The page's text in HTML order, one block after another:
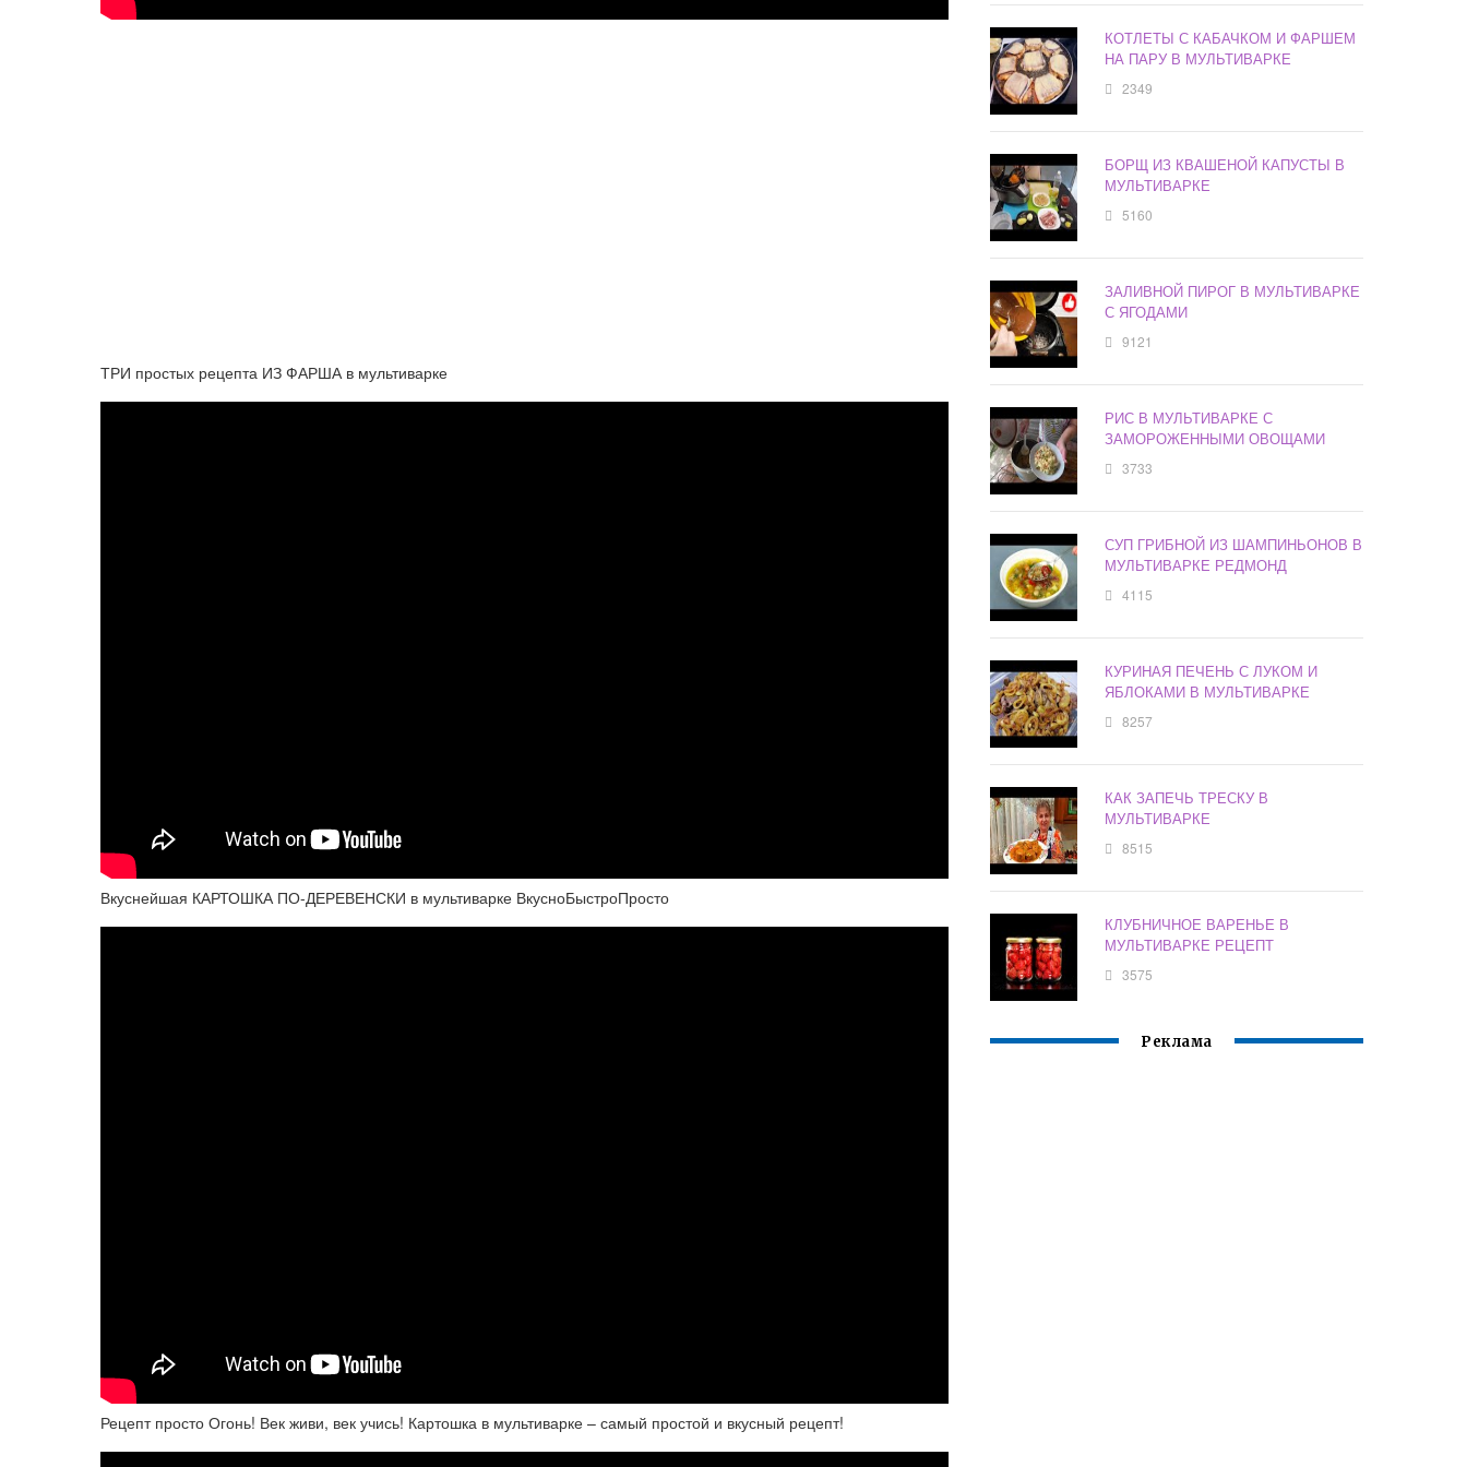
ТРИ простых рецепта ИЗ ФАРША в мультиварке
Вкуснейшая КАРТОШКА ПО-ДЕРЕВЕНСКИ в мультиварке ВкусноБыстроПросто
Рецепт просто Огонь! Век живи, век учись! Картошка в мультиварке – самый простой и вкусный рецепт!
КОТЛЕТЫ С КАБАЧКОМ И ФАРШЕМ
НА ПАРУ В МУЛЬТИВАРКЕ
2349
БОРЩ ИЗ КВАШЕНОЙ КАПУСТЫ В
МУЛЬТИВАРКЕ
5160
ЗАЛИВНОЙ ПИРОГ В МУЛЬТИВАРКЕ
С ЯГОДАМИ
9121
РИС В МУЛЬТИВАРКЕ С
ЗАМОРОЖЕННЫМИ ОВОЩАМИ
3733
СУП ГРИБНОЙ ИЗ ШАМПИНЬОНОВ В
МУЛЬТИВАРКЕ РЕДМОНД
4115
КУРИНАЯ ПЕЧЕНЬ С ЛУКОМ И
ЯБЛОКАМИ В МУЛЬТИВАРКЕ
8257
КАК ЗАПЕЧЬ ТРЕСКУ В
МУЛЬТИВАРКЕ
8515
КЛУБНИЧНОЕ ВАРЕНЬЕ В
МУЛЬТИВАРКЕ РЕЦЕПТ
3575
Реклама